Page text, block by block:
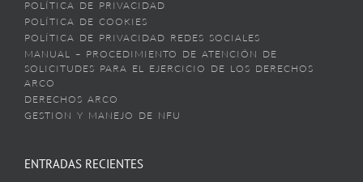
POLÍTICA DE PRIVACIDAD
POLÍTICA DE COOKIES
POLÍTICA DE PRIVACIDAD REDES SOCIALES
MANUAL – PROCEDIMIENTO DE ATENCIÓN DE
SOLICITUDES PARA EL EJERCICIO DE LOS DERECHOS
ARCO
DERECHOS ARCO
GESTION Y MANEJO DE NFU
ENTRADAS RECIENTES